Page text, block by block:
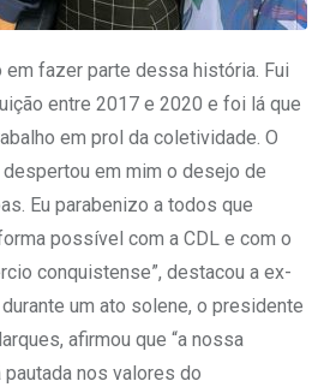
em fazer parte dessa história. Fui
entre 2017 e 2020 e foi lá que
em prol da coletividade. O
em mim o desejo de
Eu parabenizo a todos que
possível com a CDL e com o
conquistense”, destacou a ex-
um ato solene, o presidente
afirmou que “a nossa
nos valores do